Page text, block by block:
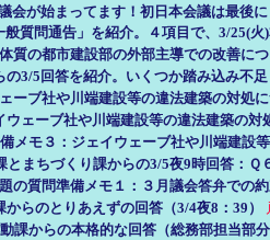
会が始まってます！初日本会議は最後
質問通告」を紹介。４項目で、3/25(火
質の都市建設部の外部主導での改善に
3/5回答を紹介。いくつか踏み込み不
ーブ社や川端建設等の違法建築の対処
ウェーブ社や川端建設等の違法建築の対
メモ３：ジェイウェーブ社や川端建設
まちづくり課からの3/5夜9時回答：Ｑ
の質問準備メモ１：３月議会答弁での
らのとりあえずの回答（3/4夜8：39）
課からの本格的な回答（総務部担当部